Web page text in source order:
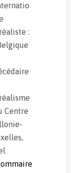
:
Centre